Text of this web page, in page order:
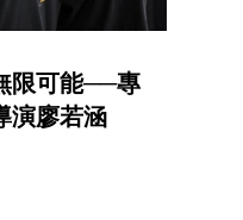
限可能──專
演廖若涵